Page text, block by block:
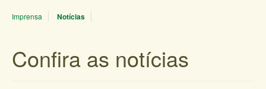
Imprensa Notícias
Confira as notícias